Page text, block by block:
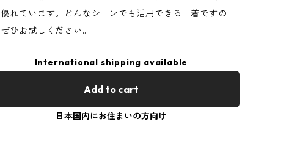
優れています。どんなシーンでも活用できる一着ですの
ひお試しください。
International shipping available
Add to cart
日本国内にお住まいの方向け